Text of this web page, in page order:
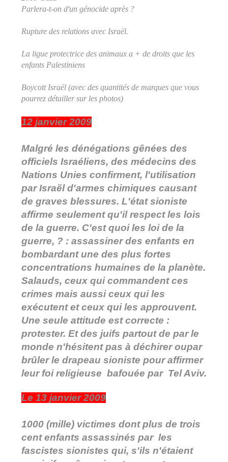
Parlera-t-on d'un génocide après ?
Rupture des relations avec Israël.
La ligue protectrice des animaux a + de droits que les
enfants Palestiniens
Boycott Israël (avec des quantités de marques que vous
pourrez détailler sur les photos)
12 janvier 2009
Malgré les dénégations gênées des
officiels Israéliens, des médecins des
Nations Unies confirment, l'utilisation
par Israël d'armes chimiques causant
de graves blessures. L'état sioniste
affirme seulement qu'il respect les lois
de la guerre. C'est quoi les loi de la
guerre, ? : assassiner des enfants en
bombardant une des plus fortes
concentrations humaines de la planète.
Salauds, ceux qui commandent ces
crimes mais aussi ceux qui les
exécutent et ceux qui les approuvent.
Une seule attitude est correcte :
protester. Et des juifs partout de par le
monde n'hésitent pas à déchirer oupar
brûler le drapeau sioniste pour affirmer
leur foi religieuse bafouée par Tel Aviv.
Le 13 janvier 2009
1000 (mille) victimes dont plus de trois
cent enfants assassinés par les
fascistes sionistes qui, s'ils n'étaient